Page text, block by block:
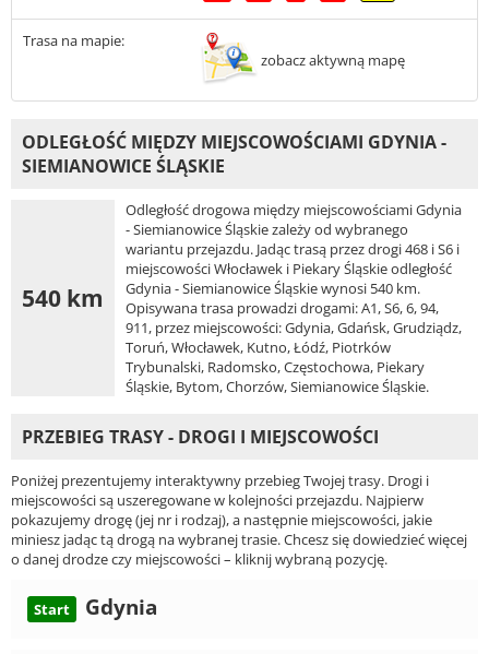
Trasa na mapie:
zobacz aktywną mapę
ODLEGŁOŚĆ MIĘDZY MIEJSCOWOŚCIAMI GDYNIA -
SIEMIANOWICE ŚLĄSKIE
540 km
Odległość drogowa między miejscowościami Gdynia
- Siemianowice Śląskie zależy od wybranego
wariantu przejazdu. Jadąc trasą przez drogi 468 i S6 i
miejscowości Włocławek i Piekary Śląskie odległość
Gdynia - Siemianowice Śląskie wynosi 540 km.
Opisywana trasa prowadzi drogami: A1, S6, 6, 94,
911, przez miejscowości: Gdynia, Gdańsk, Grudziądz,
Toruń, Włocławek, Kutno, Łódź, Piotrków
Trybunalski, Radomsko, Częstochowa, Piekary
Śląskie, Bytom, Chorzów, Siemianowice Śląskie.
PRZEBIEG TRASY - DROGI I MIEJSCOWOŚCI
Poniżej prezentujemy interaktywny przebieg Twojej trasy. Drogi i
miejscowości są uszeregowane w kolejności przejazdu. Najpierw
pokazujemy drogę (jej nr i rodzaj), a następnie miejscowości, jakie
miniesz jadąc tą drogą na wybranej trasie. Chcesz się dowiedzieć więcej
o danej drodze czy miejscowości – kliknij wybraną pozycję.
Start Gdynia